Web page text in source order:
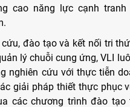
cao năng lực cạnh tranh
đào tạo và kết nối tri
lý chuỗi cung ứng, VLI
nghiên cứu với thực tiễn
giải pháp thiết thực phục
các chương trình đào tạo